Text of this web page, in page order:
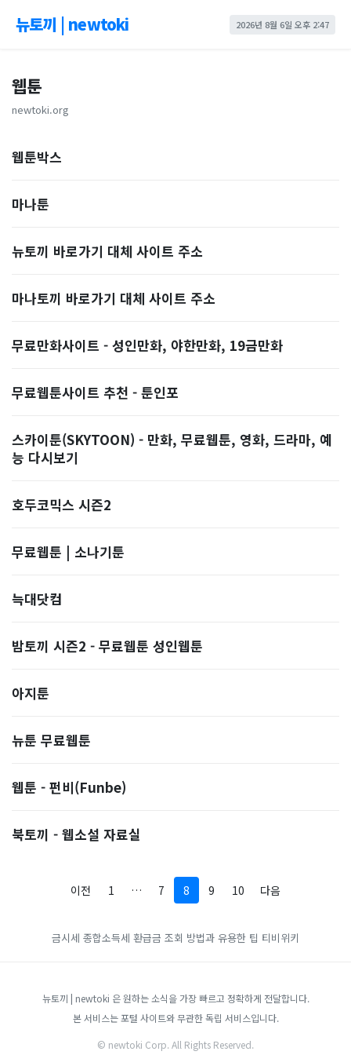
뉴토끼 | newtoki 2026년 8월 6일 오후 2:47
웹툰
newtoki.org
웹툰박스
마나툰
뉴토끼 바로가기 대체 사이트 주소
마나토끼 바로가기 대체 사이트 주소
무료만화사이트 - 성인만화, 야한만화, 19금만화
무료웹툰사이트 추천 - 툰인포
스카이툰(SKYTOON) - 만화, 무료웹툰, 영화, 드라마, 예
능 다시보기
호두코믹스 시즌2
무료웹툰 | 소나기툰
늑대닷컴
밤토끼 시즌2 - 무료웹툰 성인웹툰
아지툰
뉴툰 무료웹툰
웹툰 - 펀비(Funbe)
북토끼 - 웹소설 자료실
이전 1 … 7 8 9 10 다음
금시세 종합소득세 환급금 조회 방법과 유용한 팁 티비위키
뉴토끼 | newtoki 은 원하는 소식을 가장 빠르고 정확하게 전달합니다.
본 서비스는 포털 사이트와 무관한 독립 서비스입니다.
© newtoki Corp. All Rights Reserved.